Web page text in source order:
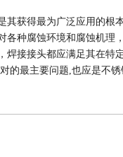
其获得最为广泛应用的根
种腐蚀环境和腐蚀机理
焊接接头都应满足其在特
的最主要问题,也应是不锈